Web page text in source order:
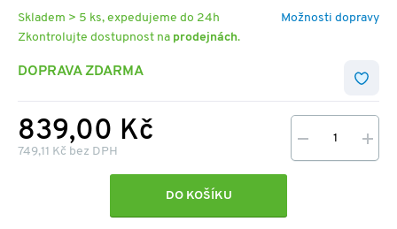
Možnosti dopravy
Skladem > 5 ks, expedujeme do 24h
Zkontrolujte dostupnost na prodejnách.
DOPRAVA ZDARMA
839,00 Kč
749,11 Kč bez DPH
DO KOŠÍKU